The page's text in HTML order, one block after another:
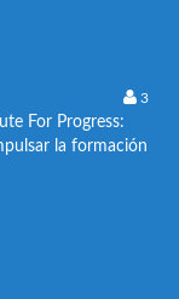
3
For Progress:
la formación